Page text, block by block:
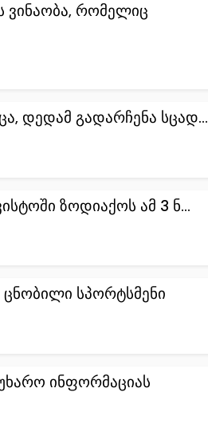
რომელიც
დედამ გადარჩენა სცად...
ზოდიაქოს ამ 3 ნ...
სპორტსმენი
ინფორმაციას